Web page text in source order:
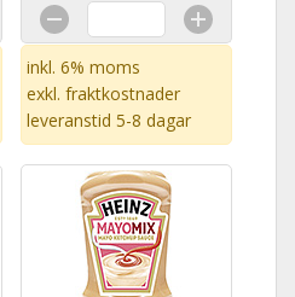
inkl. 6% moms
exkl. fraktkostnader
leveranstid 5-8 dagar